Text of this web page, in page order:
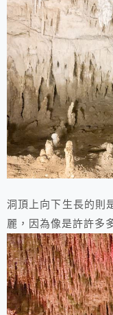
洞頂上向下生長的則
麗，因為像是許許多